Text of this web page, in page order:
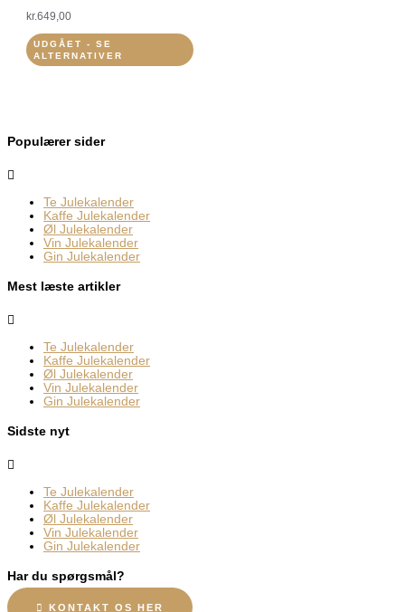
kr.649,00
UDGÅET - SE
ALTERNATIVER
Populærer sider
Te Julekalender
Kaffe Julekalender
Øl Julekalender
Vin Julekalender
Gin Julekalender
Mest læste artikler
Te Julekalender
Kaffe Julekalender
Øl Julekalender
Vin Julekalender
Gin Julekalender
Sidste nyt
Te Julekalender
Kaffe Julekalender
Øl Julekalender
Vin Julekalender
Gin Julekalender
Har du spørgsmål?
KONTAKT OS HER